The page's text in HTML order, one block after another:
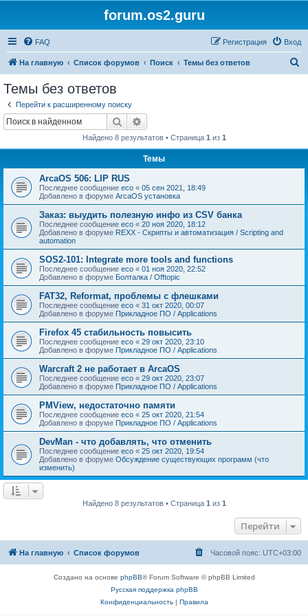
forum.os2.guru
FAQ Вход
Регистрация
На главную Список форумов Поиск Темы без ответов
Темы без ответов
Перейти к расширенному поиску
Поиск
Найдено 8 результатов • Страница 1 из 1
Темы
ArcaOS 506: LIP RUS
Последнее сообщение eco « 05 сен 2021, 18:49
Добавлено в форуме ArcaOS установка
Заказ: выудить полезную инфо из CSV банка
Последнее сообщение eco « 20 ноя 2020, 18:12
Добавлено в форуме REXX - Скрипты и автоматизация / Scripting and
automation
SOS2-101: Integrate more tools and functions
Последнее сообщение eco « 01 ноя 2020, 22:52
Добавлено в форуме Болталка / Offtopic
FAT32, Reformat, проблемы с флешками
Последнее сообщение eco « 31 окт 2020, 00:07
Добавлено в форуме Прикладное ПО / Applications
Firefox 45 стабильность повысить
Последнее сообщение eco « 29 окт 2020, 23:10
Добавлено в форуме Прикладное ПО / Applications
Warcraft 2 не работает в ArcaOS
Последнее сообщение eco « 29 окт 2020, 23:07
Добавлено в форуме Прикладное ПО / Applications
PMView, недостаточно памяти
Последнее сообщение eco « 25 окт 2020, 21:54
Добавлено в форуме Прикладное ПО / Applications
DevMan - что добавлять, что отменить
Последнее сообщение eco « 25 окт 2020, 19:54
Добавлено в форуме Обсуждение существующих программ (что
изменить)
Найдено 8 результатов • Страница 1 из 1
Перейти
На главную Список форумов Часовой пояс: UTC+03:00
Создано на основе phpBB® Forum Software © phpBB Limited
Русская поддержка phpBB
Конфиденциальность| Правила